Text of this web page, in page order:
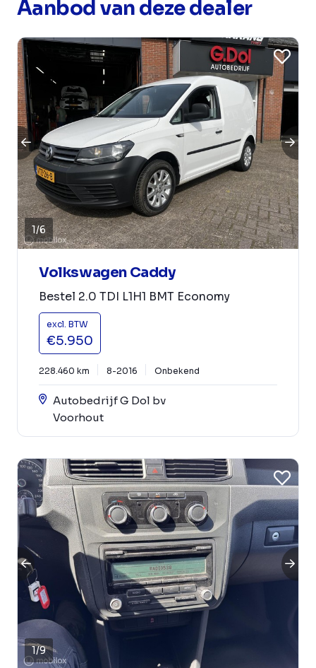
Aanbod van deze dealer
1/6
Volkswagen Caddy
Bestel 2.0 TDI L1H1 BMT Economy
excl. BTW
€5.950
228.460 km 8-2016 Onbekend
Autobedrijf G Dol bv
Voorhout
1/9